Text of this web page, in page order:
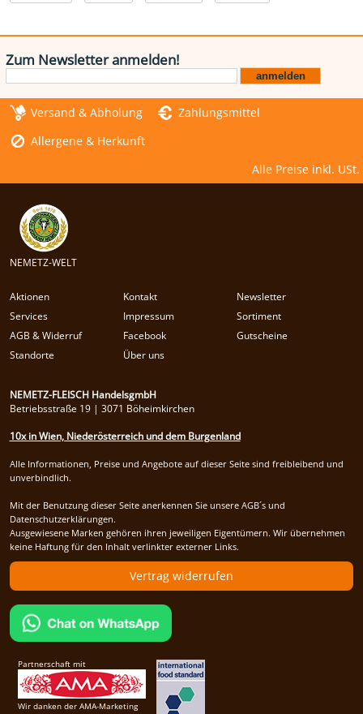
Zum Newsletter anmelden!
Versand & Abholung
Zahlungsmittel
Allergene & Herkunft
Alle Preise inkl. USt.
NEMETZ-WELT
Aktionen Kontakt
Newsletter
Services
Impressum
Sortiment
AGB & Widerruf
Facebook
Gutscheine
Standorte
Über uns
NEMETZ-FLEISCH HandelsgmbH
Betriebsstraße 19 | 3071 Böheimkirchen
10x in Wien, Niederösterreich und dem Burgenland
Alle Informationen, Preise und Angebote auf dieser Seite sind freibleibend und
unverbindlich.
Mit der Benutzung dieser Seite anerkennen Sie unsere AGB´s und
Datenschutzerklärungen.
Ausgewiesene Marken gehören ihren jeweiligen Eigentümern. Wir übernehmen
keine Haftung für den Inhalt verlinkter externer Links.
Vertrag widerrufen
Partnerschaft mit
Wir danken der AMA-Marketing